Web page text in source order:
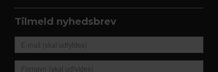
Tilmeld nyhedsbrev